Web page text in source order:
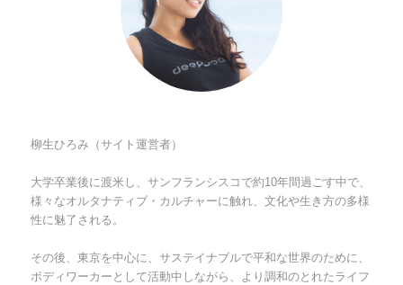
柳生ひろみ（サイト運営者）
大学卒業後に渡米し、サンフランシスコで約10年間過ごす中で、
様々なオルタナティブ・カルチャーに触れ、文化や生き方の多様
性に魅了される。
その後、東京を中心に、サステイナブルで平和な世界のために、
ボディワーカーとして活動中しながら、より調和のとれたライフ